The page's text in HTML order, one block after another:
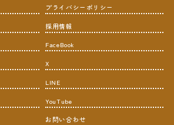
プライバシーポリシー
採用情報
FaceBook
X
LINE
YouTube
お問い合わせ